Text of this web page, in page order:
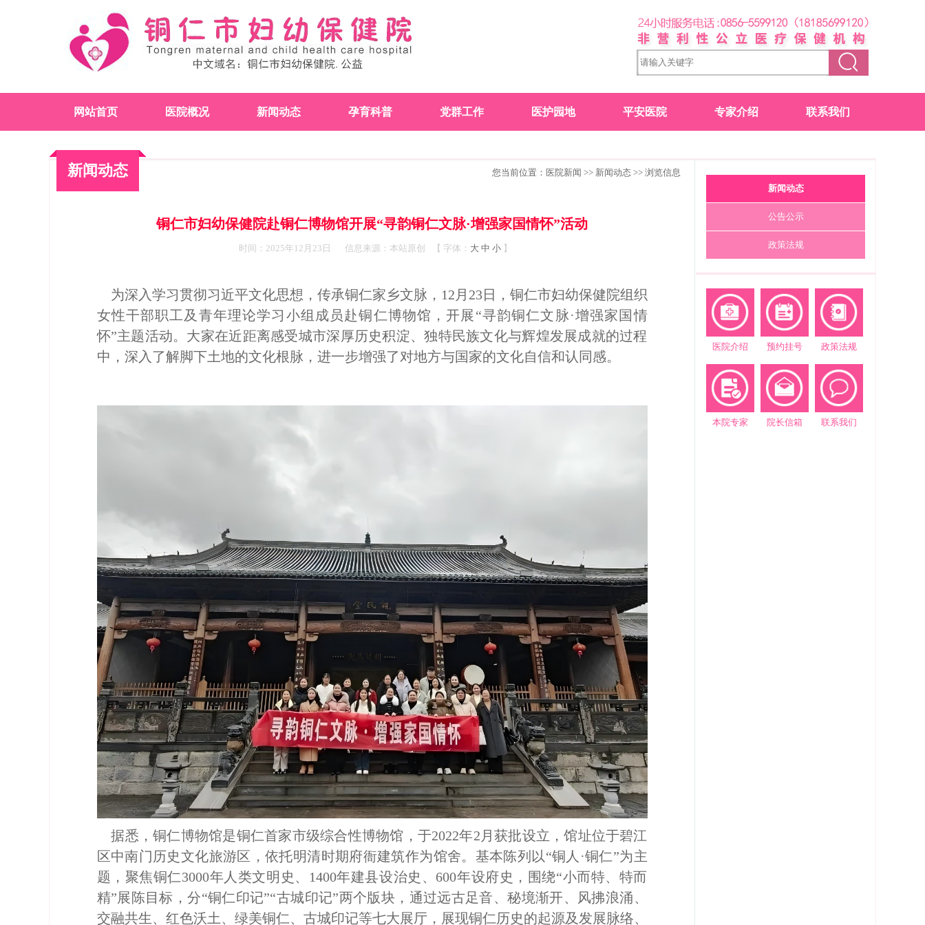
网站首页 医院概况 新闻动态 孕育科普 党群工作 医护园地 平安医院 专家介绍 联系我们
新闻动态 您当前位置： 医院新闻 >> 新闻动态 >> 浏览信息
铜仁市妇幼保健院赴铜仁博物馆开展“寻韵铜仁文脉·增强家国情怀”活动
时间：2025年12月23日 信息来源：本站原创 【 字体： 大 中 小 】
为深入学习贯彻习近平文化思想，传承铜仁家乡文脉，12月23日，铜仁市妇幼保健院组织
女性干部职工及青年理论学习小组成员赴铜仁博物馆，开展“寻韵铜仁文脉·增强家国情
怀”主题活动。大家在近距离感受城市深厚历史积淀、独特民族文化与辉煌发展成就的过程
中，深入了解脚下土地的文化根脉，进一步增强了对地方与国家的文化自信和认同感。
据悉，铜仁博物馆是铜仁首家市级综合性博物馆，于2022年2月获批设立，馆址位于碧江
区中南门历史文化旅游区，依托明清时期府衙建筑作为馆舍。基本陈列以“铜人·铜仁”为主
题，聚焦铜仁3000年人类文明史、1400年建县设治史、600年设府史，围绕“小而特、特而
精”展陈目标，分“铜仁印记”“古城印记”两个版块，通过远古足音、秘境渐开、风拂浪涌、
交融共生、红色沃土、绿美铜仁、古城印记等七大展厅，展现铜仁历史的起源及发展脉络、
新闻动态
公告公示
政策法规
医院介绍 预约挂号 政策法规
本院专家 院长信箱 联系我们